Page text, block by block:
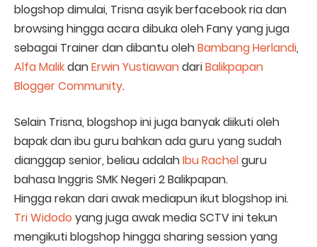
blogshop dimulai, Trisna asyik berfacebook ria dan
browsing hingga acara dibuka oleh Fany yang juga
sebagai Trainer dan dibantu olehBambang Herlandi,
Alfa MalikdanErwin YustiawandariBalikpapan
Blogger Community.
Selain Trisna, blogshop ini juga banyak diikuti oleh
bapak dan ibu guru bahkan ada guru yang sudah
dianggap senior, beliau adalahIbu Rachelguru
bahasa Inggris SMK Negeri 2 Balikpapan.
Hingga rekan dari awak mediapun ikut blogshop ini.
Tri Widodo yang juga awak media SCTV ini tekun
mengikuti blogshop hingga sharing session yang